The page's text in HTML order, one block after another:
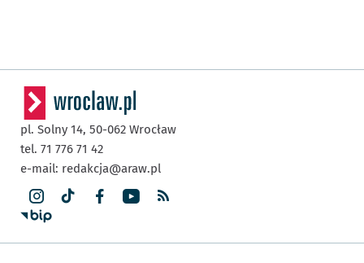
pl. Solny 14, 50-062 Wrocław
tel. 71 776 71 42
e-mail: redakcja@araw.pl